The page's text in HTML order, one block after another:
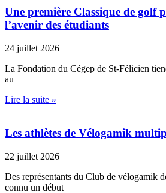
Une première Classique de golf
l’avenir des étudiants
24 juillet 2026
La Fondation du Cégep de St-Félicien
au
Lire la suite »
Les athlètes de Vélogamik
22 juillet 2026
Des représentants du Club de vélogamik
connu un début